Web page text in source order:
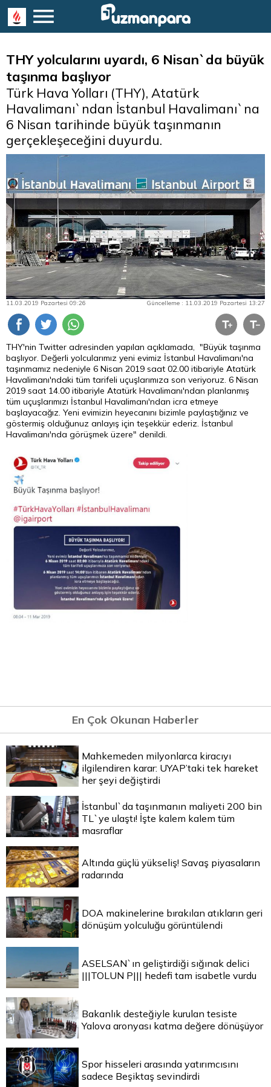
THY yolcularını uyardı, 6 Nisan`da büyük
taşınma başlıyor
Türk Hava Yolları (THY), Atatürk
Havalimanı`ndan İstanbul Havalimanı`na
6 Nisan tarihinde büyük taşınmanın
gerçekleşeceğini duyurdu.
11.03.2019 Pazartesi 09:26 Güncelleme : 11.03.2019 Pazartesi 13:27
THY'nin Twitter adresinden yapılan açıklamada, "Büyük taşınma
başlıyor. Değerli yolcularımız yeni evimiz İstanbul Havalimanı'na
taşınmamız nedeniyle 6 Nisan 2019 saat 02.00 itibariyle Atatürk
Havalimanı'ndaki tüm tarifeli uçuşlarımıza son veriyoruz. 6 Nisan
2019 saat 14.00 itibariyle Atatürk Havalimanı'ndan planlanmış
tüm uçuşlarımızı İstanbul Havalimanı'ndan icra etmeye
başlayacağız. Yeni evimizin heyecanını bizimle paylaştığınız ve
göstermiş olduğunuz anlayış için teşekkür ederiz. İstanbul
Havalimanı'nda görüşmek üzere" denildi.
En Çok Okunan Haberler
Mahkemeden milyonlarca kiracıyı
ilgilendiren karar: UYAP’taki tek hareket
her şeyi değiştirdi
İstanbul`da taşınmanın maliyeti 200 bin
TL`ye ulaştı! İşte kalem kalem tüm
masraflar
Altında güçlü yükseliş! Savaş piyasaların
radarında
DOA makinelerine bırakılan atıkların geri
dönüşüm yolculuğu görüntülendi
ASELSAN`ın geliştirdiği sığınak delici
|||TOLUN P||| hedefi tam isabetle vurdu
Bakanlık desteğiyle kurulan tesiste
Yalova aronyası katma değere dönüşüyor
Spor hisseleri arasında yatırımcısını
sadece Beşiktaş sevindirdi